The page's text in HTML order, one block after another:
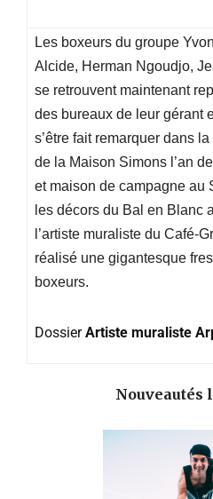
Les boxeurs du groupe
Alcide, Herman Ngoudjo,
se retrouvent maintenant
des bureaux de leur gérant
s’être fait remarquer dans
de la Maison Simons l’an
et maison de campagne au
les décors du Bal en Blanc
l’artiste muraliste du Café-
réalisé une gigantesque
boxeurs.
DossierArtiste muraliste
Nouveautés